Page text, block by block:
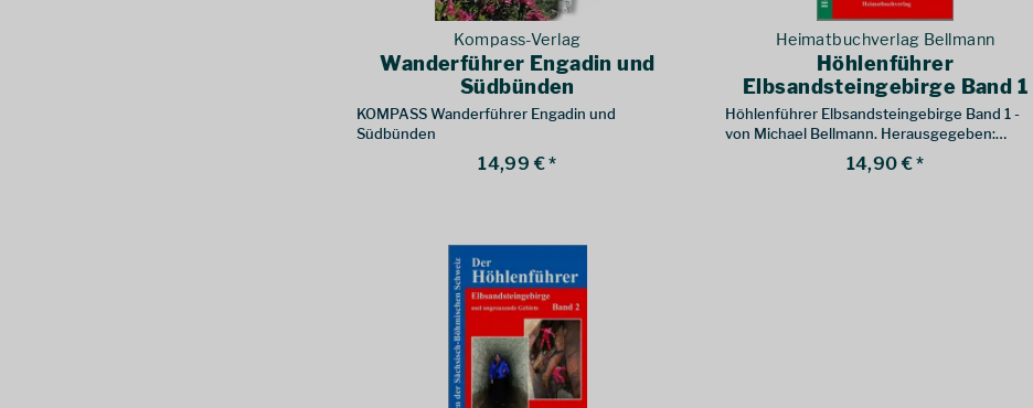
Kompass-Verlag
Wanderführer Engadin und
Südbünden
KOMPASS Wanderführer Engadin und
Südbünden
14,99 € *
Heimatbuchverlag Bellmann
Höhlenführer
Elbsandsteingebirge Band 1
Höhlenführer Elbsandsteingebirge Band 1 -
von Michael Bellmann. Herausgegeben:
14,90 € *